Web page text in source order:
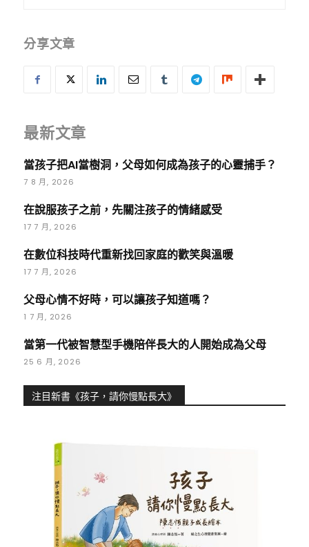
分享文章
最新文章
當孩子把AI當樹洞，父母如何成為孩子的心靈捕手？
7 8 月, 2026
在說服孩子之前，先關注孩子的情緒感受
17 7 月, 2026
在數位科技時代重新找回家庭的歡笑與溫暖
17 7 月, 2026
父母心情不好時，可以讓孩子知道嗎？
1 7 月, 2026
當第一代被智慧型手機陪伴長大的人開始成為父母
25 6 月, 2026
注目新書《孩子，請你慢點長大》